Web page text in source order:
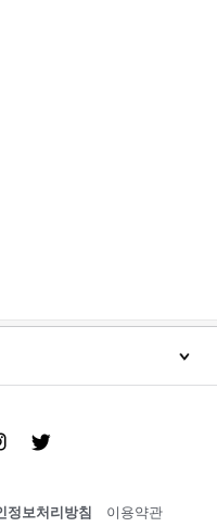
Twitter
정보처리방침 이용약관